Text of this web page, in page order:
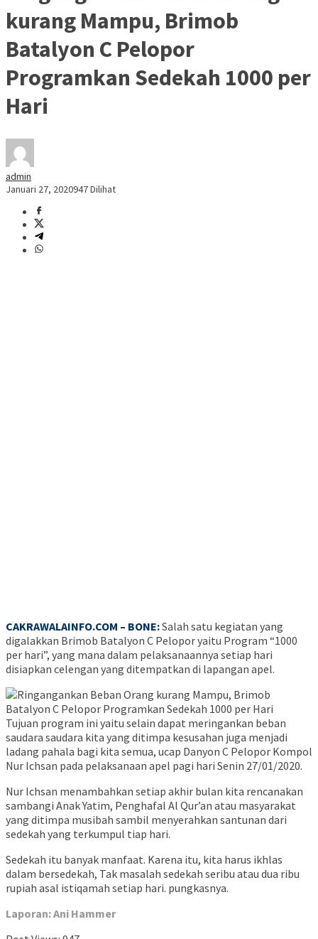
kurang Mampu, Brimob
Batalyon C Pelopor
Programkan Sedekah 1000 per
Hari
admin
Januari 27, 2020947 Dilihat
CAKRAWALAINFO.COM – BONE:Salah satu kegiatan yang
digalakkan Brimob Batalyon C Pelopor yaitu Program “1000
per hari”, yang mana dalam pelaksanaannya setiap hari
disiapkan celengan yang ditempatkan di lapangan apel.
Tujuan program ini yaitu selain dapat meringankan beban
saudara saudara kita yang ditimpa kesusahan juga menjadi
ladang pahala bagi kita semua, ucap Danyon C Pelopor Kompol
Nur Ichsan pada pelaksanaan apel pagi hari Senin 27/01/2020.
Nur Ichsan menambahkan setiap akhir bulan kita rencanakan
sambangi Anak Yatim, Penghafal Al Qur’an atau masyarakat
yang ditimpa musibah sambil menyerahkan santunan dari
sedekah yang terkumpul tiap hari.
Sedekah itu banyak manfaat. Karena itu, kita harus ikhlas
dalam bersedekah, Tak masalah sedekah seribu atau dua ribu
rupiah asal istiqamah setiap hari. pungkasnya.
Laporan: Ani Hammer